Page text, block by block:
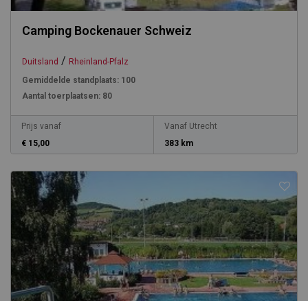
Camping Bockenauer Schweiz
Duitsland / Rheinland-Pfalz
Gemiddelde standplaats: 100
Aantal toerplaatsen: 80
Prijs vanaf
€ 15,00
Vanaf Utrecht
383 km